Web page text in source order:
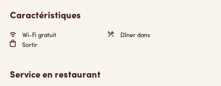
Caractéristiques
Wi-Fi gratuit
Dîner dans
Sortir
Service en restaurant